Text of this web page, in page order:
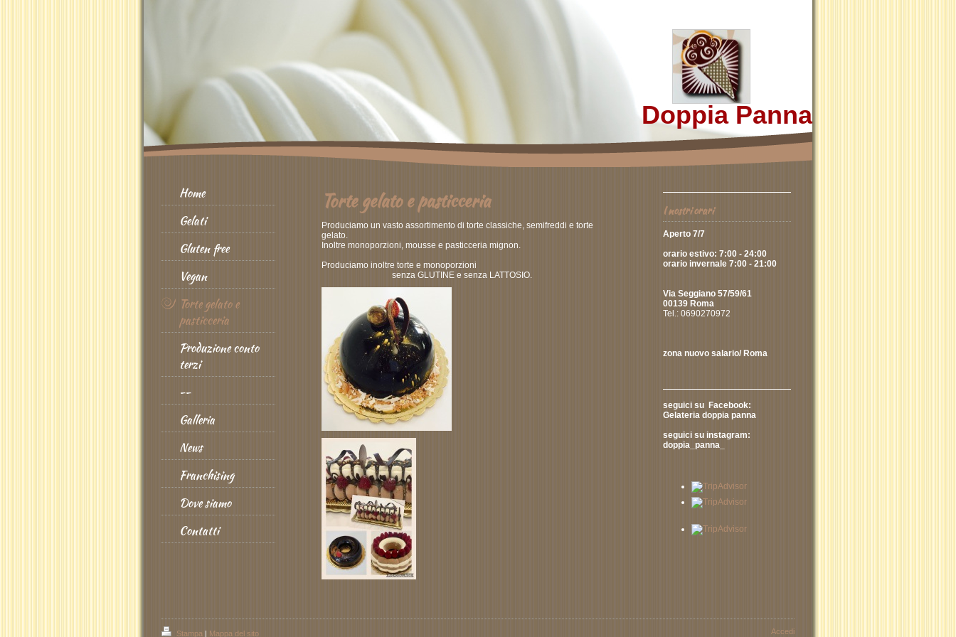
Doppia Panna
Home
Gelati
Gluten free
Vegan
Torte gelato e
pasticceria
Produzione conto
terzi
--
Galleria
News
Franchising
Dove siamo
Contatti
Torte gelato e pasticceria
Produciamo un vasto assortimento di torte classiche, semifreddi e torte
gelato.
Inoltre monoporzioni, mousse e pasticceria mignon.
Produciamo inoltre torte e monoporzioni
senza GLUTINE e senza LATTOSIO.
I nostri orari
Aperto 7/7
orario estivo: 7:00 - 24:00
orario invernale 7:00 - 21:00
Via Seggiano 57/59/61
00139 Roma
Tel.: 0690270972
zona nuovo salario/ Roma
seguici su Facebook:
Gelateria doppia panna
seguici su instagram:
doppia_panna_
Stampa | Mappa del sito Accedi